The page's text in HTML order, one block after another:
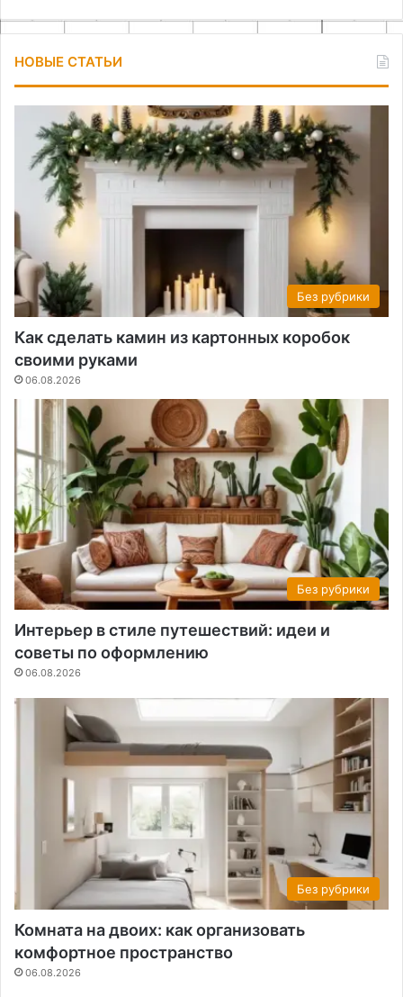
НОВЫЕ СТАТЬИ
Без рубрики
Как сделать камин из картонных коробок
своими руками
06.08.2026
Без рубрики
Интерьер в стиле путешествий: идеи и
советы по оформлению
06.08.2026
Без рубрики
Комната на двоих: как организовать
комфортное пространство
06.08.2026